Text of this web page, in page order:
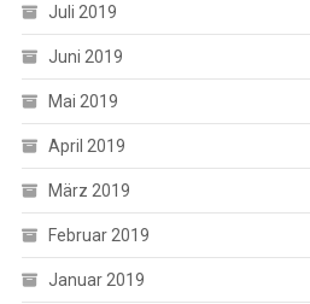
Juli 2019
Juni 2019
Mai 2019
April 2019
März 2019
Februar 2019
Januar 2019